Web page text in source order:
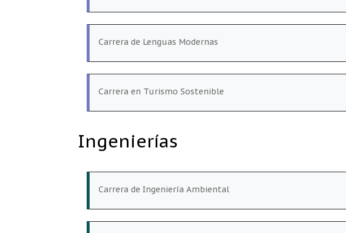
Carrera de Lenguas Modernas
Carrera en Turismo Sostenible
Ingenierías
Carrera de Ingeniería Ambiental